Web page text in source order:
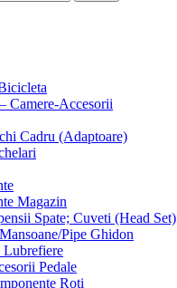
Camere-Accesorii
Cadru (Adaptoare)
Magazin
Spate; Cuveti (Head Set)
Pipe Ghidon
Pedale
Roti